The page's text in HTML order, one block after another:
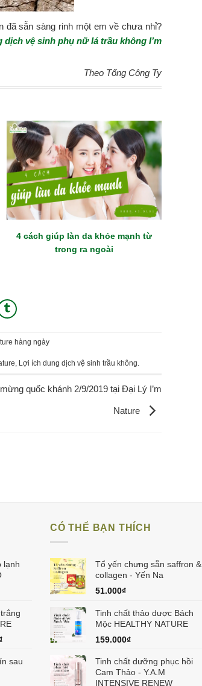
đã sẵn sàng rinh một em về chưa nhỉ?
dịch vệ sinh phụ nữ lá trầu không I’m
Theo Tổng Công Ty
4 cách giúp làn da khỏe mạnh từ
trong ra ngoài
hàng ngày
, Lợi ích dung dịch vệ sinh trầu không.
quốc khánh 2/9/2019 tại Đại Lý I’m
Nature
lạnh
Giá
tạisau
CÓ THỂ BẠN THÍCH
Tổ yến chưng sẵn saffron &
collagen - Yến Na
51.000₫
Tinh chất thảo dược Bách
Mộc HEALTHY NATURE
159.000₫
Tinh chất dưỡng phục hồi
Cam Thảo - Y.A.M
INTENSIVE RENEW